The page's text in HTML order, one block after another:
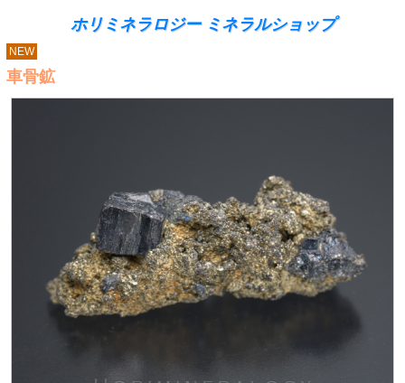
ホリミネラロジー ミネラルショップ
NEW
車骨鉱